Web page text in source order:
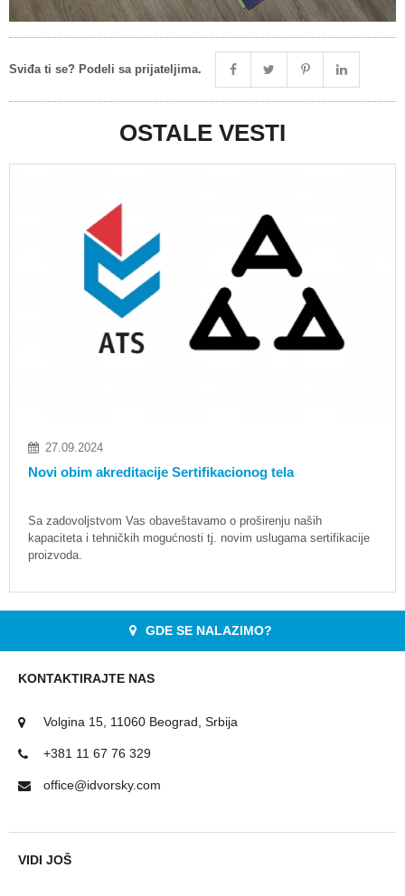
Sviđa ti se? Podeli sa prijateljima.
OSTALE VESTI
27.09.2024
Novi obim akreditacije Sertifikacionog tela
Sa zadovoljstvom Vas obaveštavamo o proširenju naših
kapaciteta i tehničkih mogućnosti tj. novim uslugama sertifikacije
proizvoda.
GDE SE NALAZIMO?
VIDI JOŠ
KONTAKTIRAJTE NAS
Volgina 15, 11060 Beograd, Srbija
+381 11 67 76 329
office@idvorsky.com